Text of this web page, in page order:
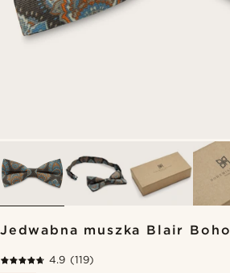
Jedwabna muszka Blair Boho
4.9 (119)